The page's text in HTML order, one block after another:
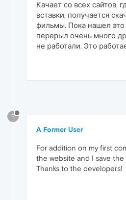
Качает со всех сайтов,
вставки, получается
фильмы. Пока нашел
перерыл очень много
не работали. Это
?
A Former User
For addition on my first
the website and I save the
Thanks to the developers!